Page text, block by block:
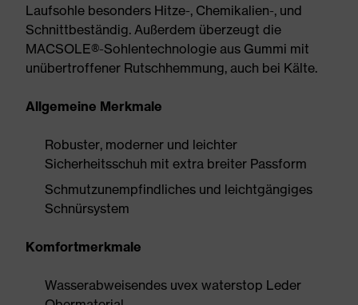
Laufsohle besonders Hitze-, Chemikalien-, und
Schnittbeständig. Außerdem überzeugt die
MACSOLE®-Sohlentechnologie aus Gummi mit
unübertroffener Rutschhemmung, auch bei Kälte.
Allgemeine Merkmale
Robuster, moderner und leichter
Sicherheitsschuh mit extra breiter Passform
Schmutzunempfindliches und leichtgängiges
Schnürsystem
Komfortmerkmale
Wasserabweisendes uvex waterstop Leder